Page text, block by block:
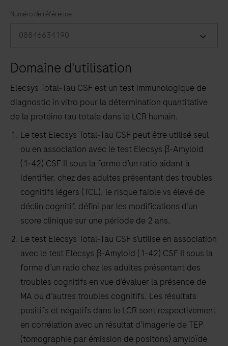
the
Numéro de référence
08846634190
Domaine d'utilisation
Elecsys Total‑Tau CSF est un test immunologique de
diagnostic in vitro pour la détermination quantitative
de la protéine tau totale dans le LCR humain.
Le test Elecsys Total‑Tau CSF peut être utilisé seul
ou en association avec le test Elecsys β‑Amyloid
(1‑42) CSF II sous la forme d’un ratio aidant à
identifier, chez des adultes présentant des troubles
cognitifs légers (TCL), le risque faible vs élevé de
déclin cognitif, défini par les modifications d’un
score clinique sur une période de 2 ans.
Le test Elecsys Total‑Tau CSF s’utilise en association
avec le test Elecsys β‑Amyloid (1‑42) CSF II sous la
forme d’un ratio chez les adultes présentant des
troubles cognitifs en vue d’évaluer la présence de
MA ou d’autres troubles cognitifs. Les résultats
positifs et négatifs dans le LCR sont respectivement
en corrélation avec un résultat d’imagerie de TEP
(tomographie par émission de positons) amyloïde